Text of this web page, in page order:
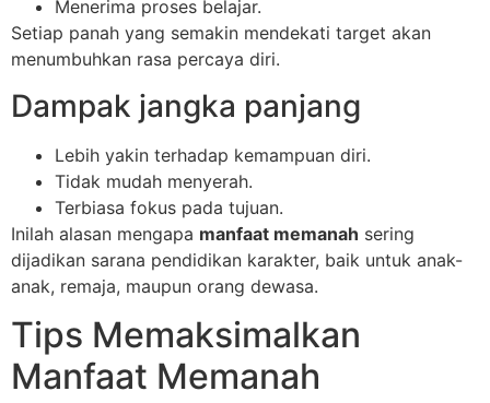
Menerima proses belajar.
Setiap panah yang semakin mendekati target akan
menumbuhkan rasa percaya diri.
Dampak jangka panjang
Lebih yakin terhadap kemampuan diri.
Tidak mudah menyerah.
Terbiasa fokus pada tujuan.
Inilah alasan mengapa manfaat memanah sering
dijadikan sarana pendidikan karakter, baik untuk anak-
anak, remaja, maupun orang dewasa.
Tips Memaksimalkan
Manfaat Memanah